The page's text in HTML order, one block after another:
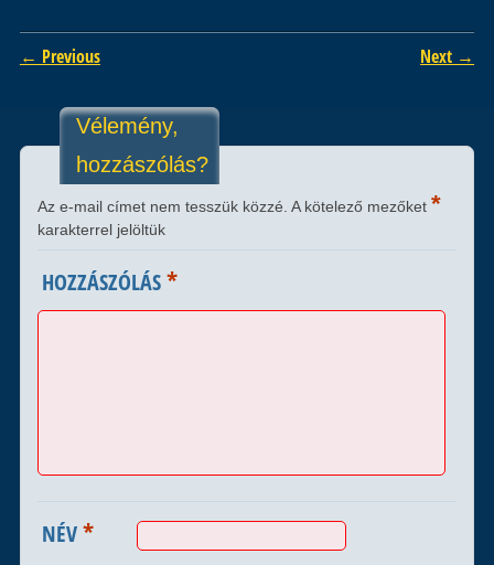
← Previous Next →
Vélemény,
hozzászólás?
Az e-mail címet nem tesszük közzé. A kötelező mezőket *
karakterrel jelöltük
HOZZÁSZÓLÁS*
NÉV*